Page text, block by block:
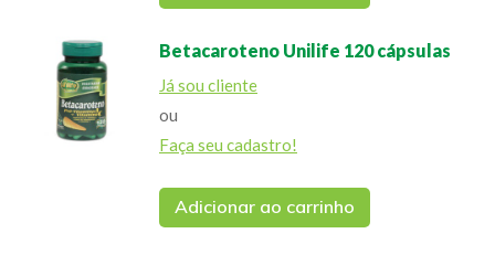
Betacaroteno Unilife 120 cápsulas
Já sou cliente
ou
Faça seu cadastro!
Adicionar ao carrinho